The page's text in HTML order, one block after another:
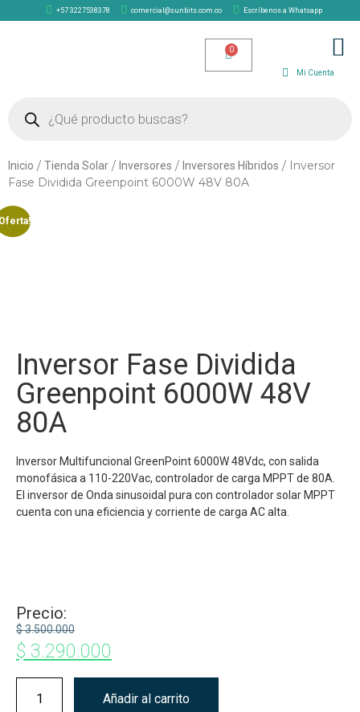
+57 3227538378 comercial@sunbits.com.co Escríbenos a Whatsapp
Mi Cuenta
Inicio / Tienda Solar / Inversores / Inversores Híbridos / Inversor
Fase Dividida Greenpoint 6000W 48V 80A
Inversor Fase Dividida
Greenpoint 6000W 48V
80A
Inversor Multifuncional GreenPoint 6000W 48Vdc, con salida
monofásica a 110-220Vac, controlador de carga MPPT de 80A.
El inversor de Onda sinusoidal pura con controlador solar MPPT
cuenta con una eficiencia y corriente de carga AC alta.
Precio:
$3.500.000
$ 3.290.000
Añadir al carrito